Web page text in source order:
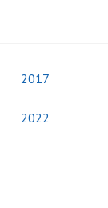
2017
2022